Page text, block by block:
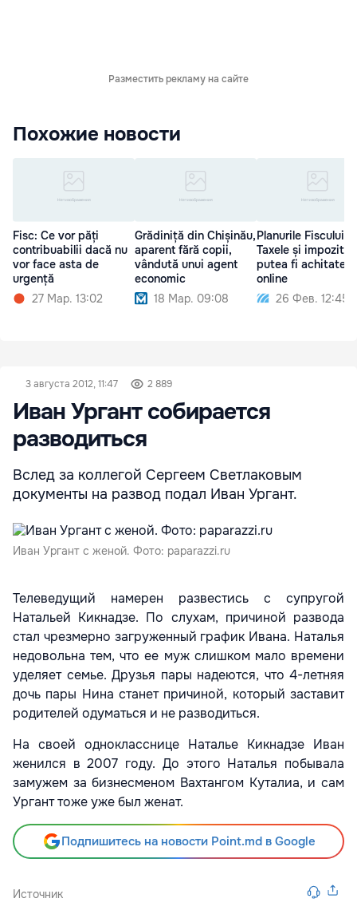
Разместить рекламу на сайте
Похожие новости
Fisc: Ce vor păți
contribuabilii dacă nu
vor face asta de
urgență
27 Мар. 13:02
Grădiniță din Chișinău,
aparent fără copii,
vândută unui agent
economic
18 Мар. 09:08
Planurile Fiscului:
Taxele și
putea fi achitate
online
26 Фев. 12:45
3 августа 2012, 11:47 2 889
Иван Ургант собирается
разводиться
Вслед за коллегой Сергеем Светлаковым
документы на развод подал Иван Ургант.
Иван Ургант с женой. Фото: paparazzi.ru
Телеведущий намерен развестись с супругой
Натальей Кикнадзе. По слухам, причиной развода
стал чрезмерно загруженный график Ивана. Наталья
недовольна тем, что ее муж слишком мало времени
уделяет семье. Друзья пары надеются, что 4-летняя
дочь пары Нина станет причиной, который заставит
родителей одуматься и не разводиться.
На своей однокласснице Наталье Кикнадзе Иван
женился в 2007 году. До этого Наталья побывала
замужем за бизнесменом Вахтангом Куталиа, и сам
Ургант тоже уже был женат.
Подпишитесь на новости Point.md в Google
Источник